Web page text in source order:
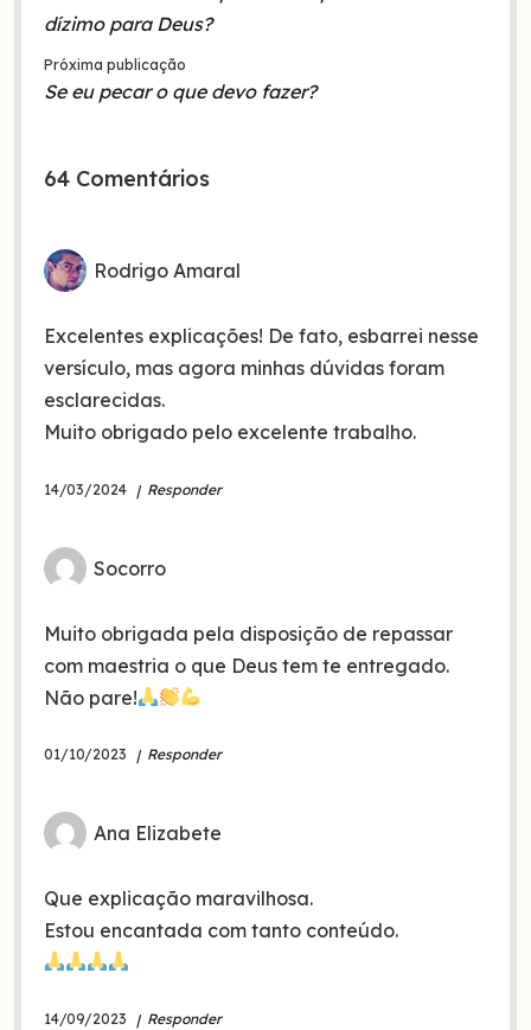
dízimo para Deus?
Próxima publicação
Se eu pecar o que devo fazer?
64 Comentários
Rodrigo Amaral
Excelentes explicações! De fato, esbarrei nesse
versículo, mas agora minhas dúvidas foram
esclarecidas.
Muito obrigado pelo excelente trabalho.
14/03/2024 Responder
Socorro
Muito obrigada pela disposição de repassar
com maestria o que Deus tem te entregado.
Não pare!
01/10/2023 Responder
Ana Elizabete
Que explicação maravilhosa.
Estou encantada com tanto conteúdo.
14/09/2023 Responder